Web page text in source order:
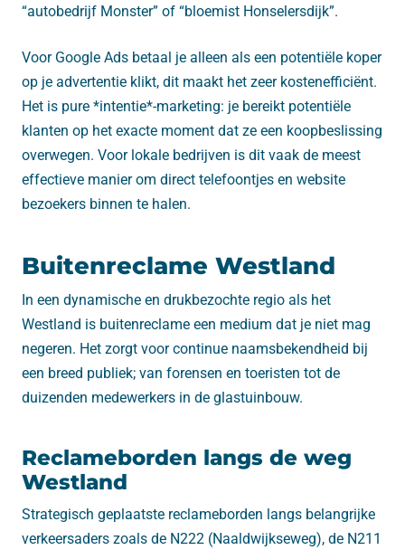
“autobedrijf Monster” of “bloemist Honselersdijk”.
Voor Google Ads betaal je alleen als een potentiële koper
op je advertentie klikt, dit maakt het zeer kostenefficiënt.
Het is pure *intentie*-marketing: je bereikt potentiële
klanten op het exacte moment dat ze een koopbeslissing
overwegen. Voor lokale bedrijven is dit vaak de meest
effectieve manier om direct telefoontjes en website
bezoekers binnen te halen.
Buitenreclame Westland
In een dynamische en drukbezochte regio als het
Westland is buitenreclame een medium dat je niet mag
negeren. Het zorgt voor continue naamsbekendheid bij
een breed publiek; van forensen en toeristen tot de
duizenden medewerkers in de glastuinbouw.
Reclameborden langs de weg
Westland
Strategisch geplaatste reclameborden langs belangrijke
verkeersaders zoals de N222 (Naaldwijkseweg), de N211